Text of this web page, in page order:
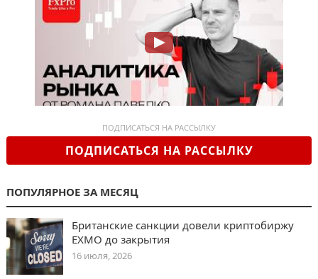
ПОДПИСАТЬСЯ НА РАССЫЛКУ
ПОДПИСАТЬСЯ НА РАССЫЛКУ
ПОПУЛЯРНОЕ ЗА МЕСЯЦ
Британские санкции довели криптобиржу
EXMO до закрытия
16 июля, 2026